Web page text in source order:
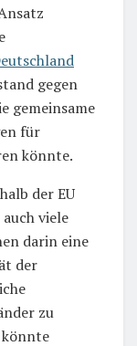
gegen
gemeinsame
für
könnte.
der EU
viele
darin eine
der
zu
könnte